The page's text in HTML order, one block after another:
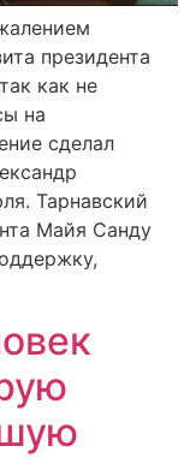
президента
как не
на
сделал
Тарнавский
Майя Санду